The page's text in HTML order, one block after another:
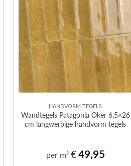
HANDVORM TEGELS
Wandtegels Patagonia Oker 6,5×26
cm langwerpige handvorm tegels
per m² €49,95